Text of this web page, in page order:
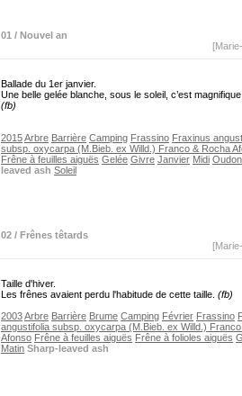
01 / Nouvel an
Ballade du 1er janvier.
Une belle gelée blanche, sous le soleil, c’est
(fb)
2015Arbre Barrière Camping Frassino Fraxinus
subsp. oxycarpa (M.Bieb. ex Willd.) Franco & Rocha
Frêne à feuilles aiguës Gelée Givre Janvier Midi Oudon
leaved ash Soleil
02 / Frênes têtards
Taille d'hiver.
Les frênes avaient perdu l'habitude de cette taille. (fb)
2003Arbre Barrière Brume Camping Février Frassino
angustifolia subsp. oxycarpa (M.Bieb. ex Willd.)
Afonso Frêne à feuilles aiguës Frêne à folioles aiguës
Matin Sharp-leaved ash